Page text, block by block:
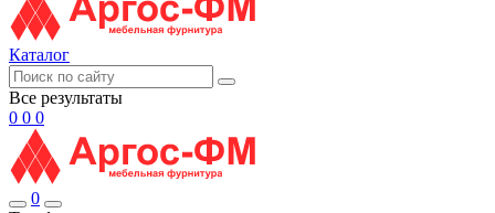
Каталог
Все результаты
0 0 0
0